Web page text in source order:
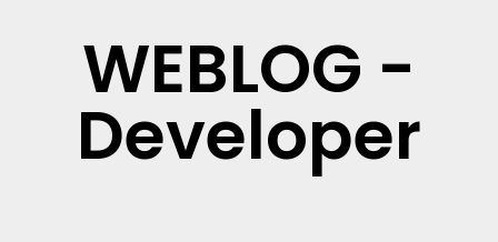
WEBLOG -
Developer